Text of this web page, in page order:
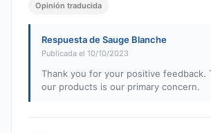
Opinión traducida
Respuesta de Sauge Blanche
Publicada el 10/10/2023
Thank you for your positive feedback.
our products is our primary concern.